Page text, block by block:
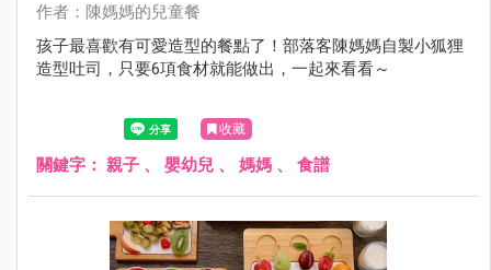
作者：陳媽媽的兒童餐
孩子最喜歡有可愛造型的餐點了！部落客陳媽媽自製小狐狸
造型吐司，只要6項食材就能做出，一起來看看～
收藏
關鍵字： 親子 、 嬰幼兒 、 媽媽 、 食譜